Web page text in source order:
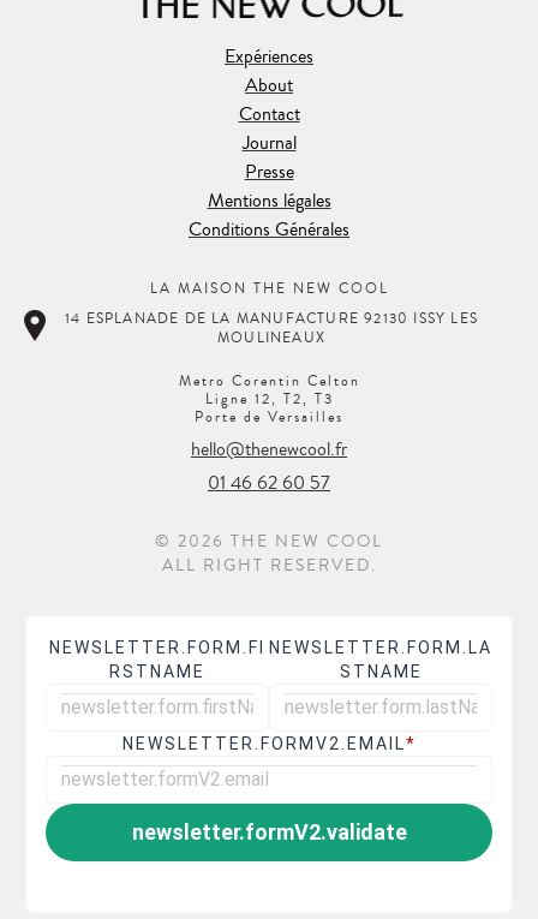
Expériences
About
Contact
Journal
Presse
Mentions légales
Conditions Générales
LA MAISON THE NEW COOL
14 ESPLANADE DE LA MANUFACTURE 92130 ISSY LES
MOULINEAUX
Metro Corentin Celton
Ligne 12, T2, T3
Porte de Versailles
hello@thenewcool.fr
01 46 62 60 57
© 2026 THE NEW COOL
ALL RIGHT RESERVED.
NEWSLETTER.FORM.FI
RSTNAME
NEWSLETTER.FORM.LA
STNAME
NEWSLETTER.FORMV2.EMAIL*
newsletter.formV2.validate